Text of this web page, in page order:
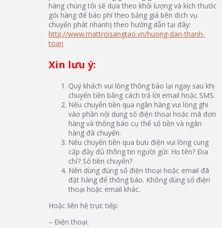
hàng chúng tôi sẽ dựa theo khối lượng và kích thước
gói hàng để báo phí theo bảng giá bên dịch vụ
chuyển phát nhanh) theo hướng dẫn tại đây:
http://www.mattroisangtao.vn/huong-dan-thanh-
toan
Xin lưu ý:
Quý khách vui lòng thông báo lại ngay sau khi
chuyển tiền bằng cách trả lời email hoặc SMS.
Nếu chuyển tiền qua ngân hàng vui lòng ghi
vào phần nội dung số điện thoại hoặc mã đơn
hàng và thông báo cụ thể số tiền và ngân
hàng đã chuyển.
Nếu chuyển tiền qua bưu điện vui lòng cung
cấp đầy đủ thông tin người gửi: Họ tên? Địa
chỉ? Số tiền chuyển?
Nên dùng đúng số điện thoại hoặc email đã
đặt hàng để thông báo. Không dùng số điện
thoại hoặc email khác.
Hoặc liên hệ trực tiếp:
– Điện thoại: